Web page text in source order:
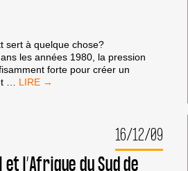
sert à quelque chose?
les années 1980, la pression
forte pour créer un
… EST-
À
16/12/09
l’Afrique du Sud de